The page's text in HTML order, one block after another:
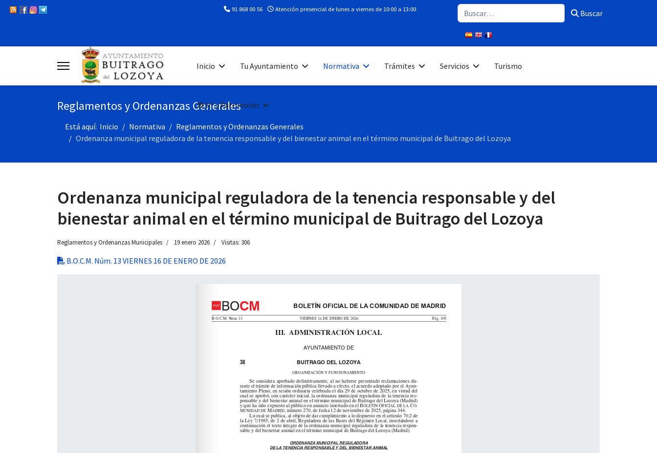
91 868 00 56 Atención presencial de lunes a viernes de 10:00 a 13:00 Buscar Buscar
Inicio Tu Ayuntamiento Normativa Trámites Servicios Turismo
Hª y Patrimonio
Reglamentos y Ordenanzas Generales
Está aquí: Inicio Normativa
Reglamentos y Ordenanzas Generales
Ordenanza municipal reguladora de la tenencia responsable y del bienestar animal en el término municipal de Buitrago del Lozoya
Ordenanza municipal reguladora de la tenencia responsable y del
bienestar animal en el término municipal de Buitrago del Lozoya
Reglamentos y Ordenanzas Municipales 19 enero 2026 Visitas: 306
B.O.C.M. Núm. 13 VIERNES 16 DE ENERO DE 2026